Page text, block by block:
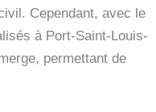
Cependant, avec le
à Port-Saint-Louis-
permettant de